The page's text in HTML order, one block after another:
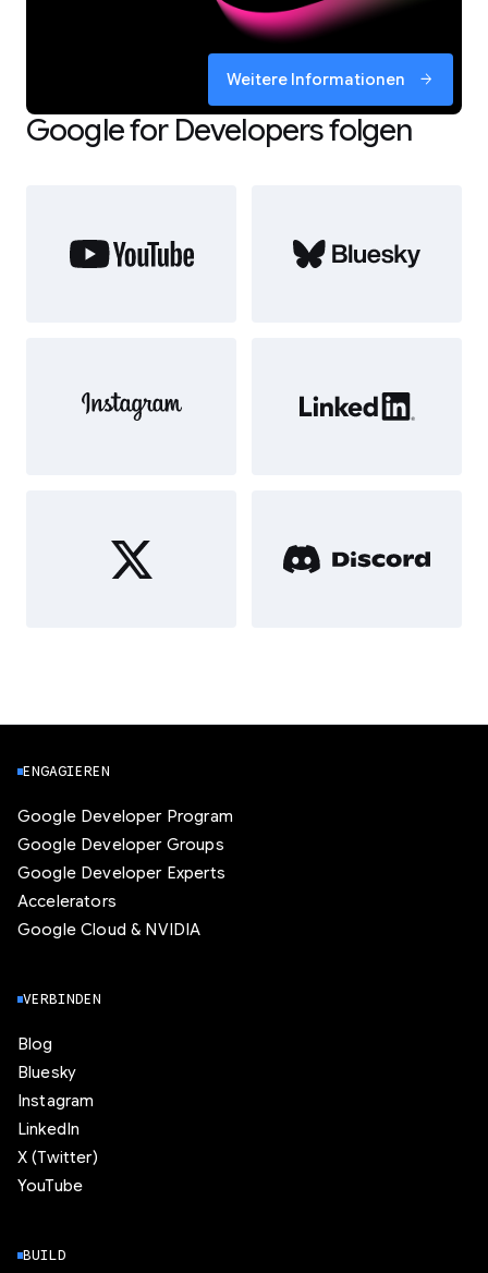
Weitere Informationen arrow_forward
Google for Developers folgen
ENGAGIEREN
Google Developer Program
Google Developer Groups
Google Developer Experts
Accelerators
Google Cloud & NVIDIA
VERBINDEN
Blog
Bluesky
Instagram
LinkedIn
X (Twitter)
YouTube
BUILD